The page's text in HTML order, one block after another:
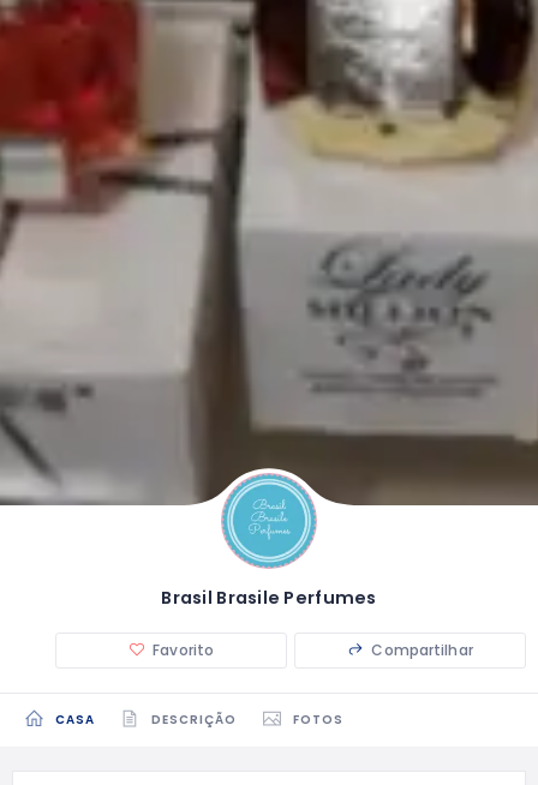
Brasil Brasile Perfumes
Favorito Compartilhar
CASA DESCRIÇÃO FOTOS